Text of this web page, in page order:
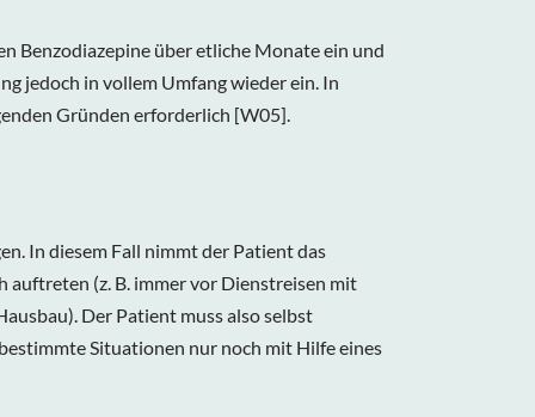
Benzodiazepine über etliche Monate ein und
jedoch in vollem Umfang wieder ein. In
Gründen erforderlich [W05].
In diesem Fall nimmt der Patient das
auftreten (z. B. immer vor Dienstreisen mit
Der Patient muss also selbst
Situationen nur noch mit Hilfe eines